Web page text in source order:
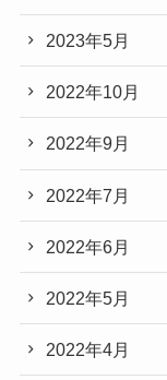
2023年5月
2022年10月
2022年9月
2022年7月
2022年6月
2022年5月
2022年4月